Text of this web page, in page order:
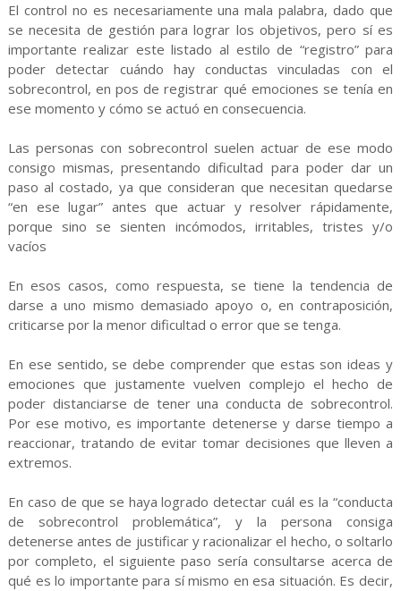
El control no es necesariamente una mala palabra, dado que
se necesita de gestión para lograr los objetivos, pero sí es
importante realizar este listado al estilo de “registro” para
poder detectar cuándo hay conductas vinculadas con el
sobrecontrol, en pos de registrar qué emociones se tenía en
ese momento y cómo se actuó en consecuencia.
Las personas con sobrecontrol suelen actuar de ese modo
consigo mismas, presentando dificultad para poder dar un
paso al costado, ya que consideran que necesitan quedarse
“en ese lugar” antes que actuar y resolver rápidamente,
porque sino se sienten incómodos, irritables, tristes y/o
vacíos
En esos casos, como respuesta, se tiene la tendencia de
darse a uno mismo demasiado apoyo o, en contraposición,
criticarse por la menor dificultad o error que se tenga.
En ese sentido, se debe comprender que estas son ideas y
emociones que justamente vuelven complejo el hecho de
poder distanciarse de tener una conducta de sobrecontrol.
Por ese motivo, es importante detenerse y darse tiempo a
reaccionar, tratando de evitar tomar decisiones que lleven a
extremos.
En caso de que se haya logrado detectar cuál es la “conducta
de sobrecontrol problemática”, y la persona consiga
detenerse antes de justificar y racionalizar el hecho, o soltarlo
por completo, el siguiente paso sería consultarse acerca de
qué es lo importante para sí mismo en esa situación. Es decir,